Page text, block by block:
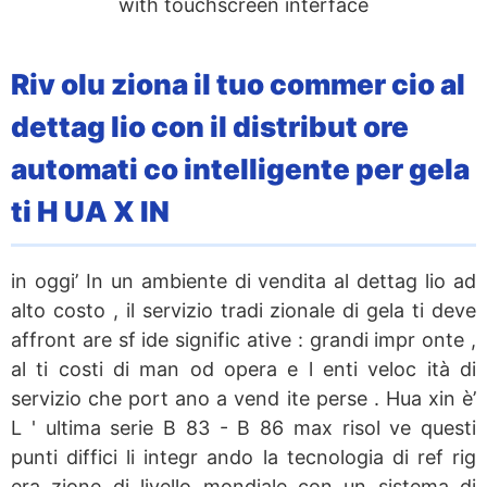
Riv olu ziona il tuo commer cio al
dettag lio con il distribut ore
automati co intelligente per gela
ti H UA X IN
in oggi’ In un ambiente di vendita al dettag lio ad
alto costo , il servizio tradi zionale di gela ti deve
affront are sf ide signific ative : grandi impr onte ,
al ti costi di man od opera e l enti veloc ità di
servizio che port ano a vend ite perse . Hua xin è’
L ' ultima serie B 83 - B 86 max risol ve questi
punti diffici li integr ando la tecnologia di ref rig